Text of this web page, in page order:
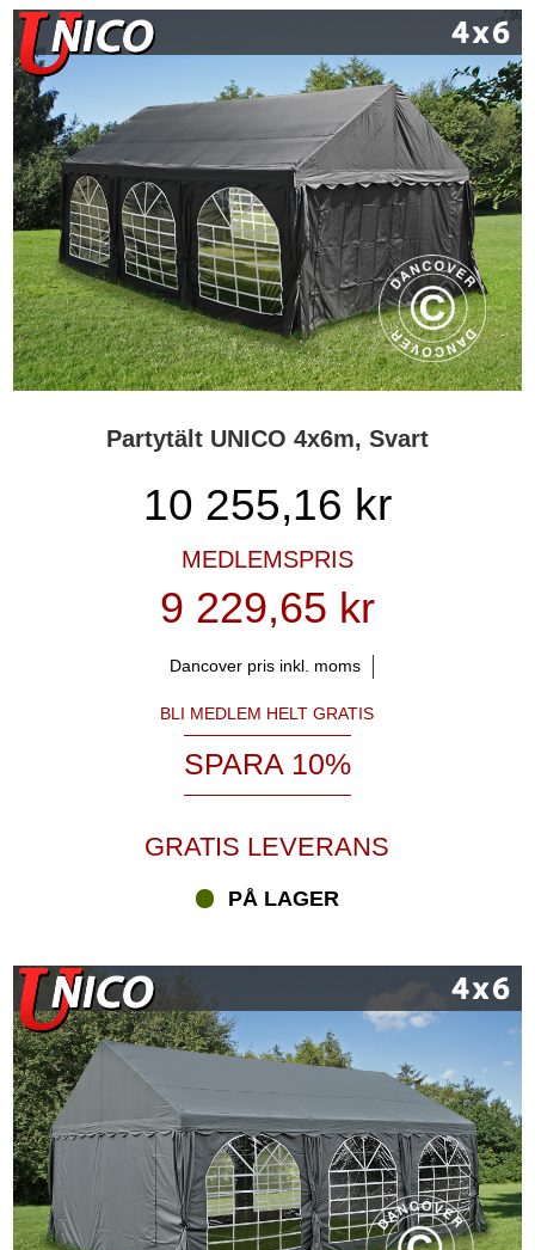
Partytält UNICO 4x6m, Svart
10 255,16 kr
MEDLEMSPRIS
9 229,65 kr
Dancover pris inkl. moms
BLI MEDLEM HELT GRATIS
SPARA 10%
GRATIS LEVERANS
PÅ LAGER